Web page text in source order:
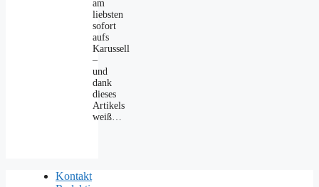
am
liebsten
sofort
aufs
Karussell
–
und
dank
dieses
Artikels
weiß…
Kontakt